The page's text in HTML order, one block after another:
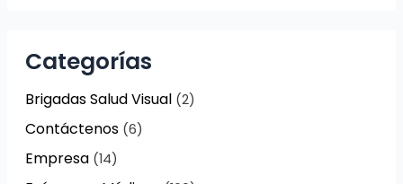
Categorías
Brigadas Salud Visual(2)
Contáctenos(6)
Empresa(14)